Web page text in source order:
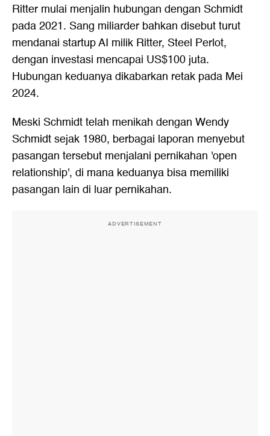
Ritter mulai menjalin hubungan dengan Schmidt
pada 2021. Sang miliarder bahkan disebut turut
mendanai startup AI milik Ritter, Steel Perlot,
dengan investasi mencapai US$100 juta.
Hubungan keduanya dikabarkan retak pada Mei
2024.
Meski Schmidt telah menikah dengan Wendy
Schmidt sejak 1980, berbagai laporan menyebut
pasangan tersebut menjalani pernikahan 'open
relationship', di mana keduanya bisa memiliki
pasangan lain di luar pernikahan.
ADVERTISEMENT